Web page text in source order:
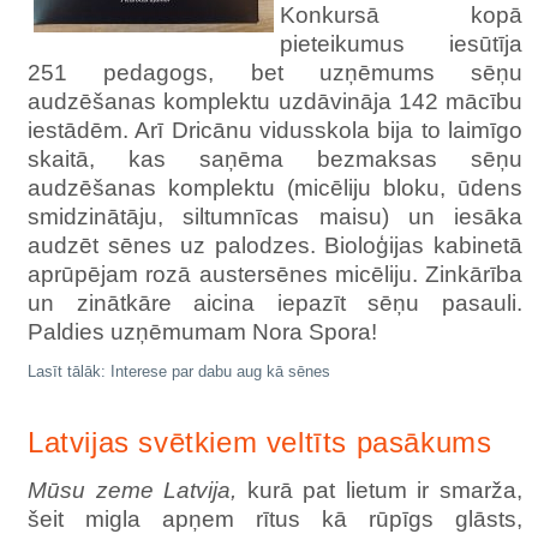
Konkursā kopā
pieteikumus iesūtīja
251 pedagogs, bet uzņēmums sēņu
audzēšanas komplektu uzdāvināja 142 mācību
iestādēm. Arī Dricānu vidusskola bija to laimīgo
skaitā, kas saņēma bezmaksas sēņu
audzēšanas komplektu (micēliju bloku, ūdens
smidzinātāju, siltumnīcas maisu) un iesāka
audzēt sēnes uz palodzes. Bioloģijas kabinetā
aprūpējam rozā austersēnes micēliju. Zinkārība
un zinātkāre aicina iepazīt sēņu pasauli.
Paldies uzņēmumam Nora Spora!
Lasīt tālāk: Interese par dabu aug kā sēnes
Latvijas svētkiem veltīts pasākums
Mūsu zeme Latvija,
kurā pat lietum ir smarža,
šeit migla apņem rītus kā rūpīgs glāsts,